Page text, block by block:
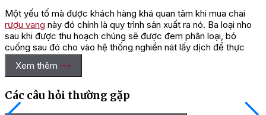
Một yếu tố mà được khách hàng khá quan tâm khi mua chai
rượu vang này đó chính là quy trình sản xuất ra nó. Ba loại nho
sau khi được thu hoạch chúng sẽ được đem phân loại, bỏ
cuống sau đó cho vào hệ thống nghiền nát lấy dịch để thực
hiện quá trình lên men, ngâm ủ và lão hóa trong khoảng thời
gian khoảng vài tháng. Khi rượu đã đạt yêu cầu về chất lượng
đi tiêu thụ tại thị trường các nước.
Chúng tôi muốn lưu ý với quý vị rằng rượu thích hợp sử dụng khi
Xem thêm
Các câu hỏi thường gặp